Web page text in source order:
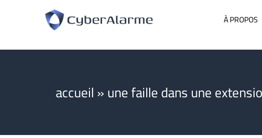
À PROPOS
accueil»une faille dans une